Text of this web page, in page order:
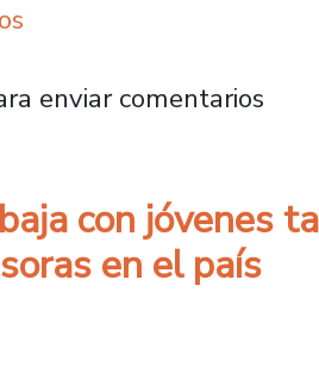
cursos gratuitos
enviar comentarios
con jóvenes
en el país